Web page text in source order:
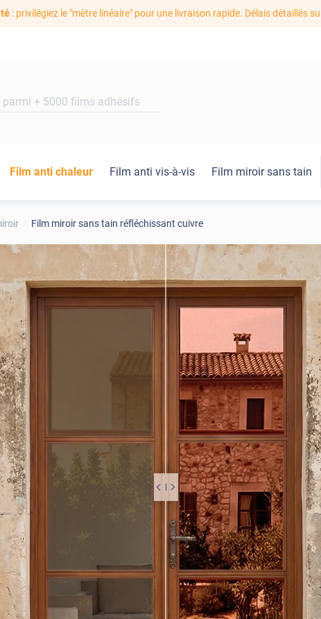
: privilégiez le "mètre linéaire" pour une livraison rapide. Délais détaillés
Film anti chaleur Film anti vis-à-vis Film miroir sans tain
Film miroir sans tain réfléchissant cuivre